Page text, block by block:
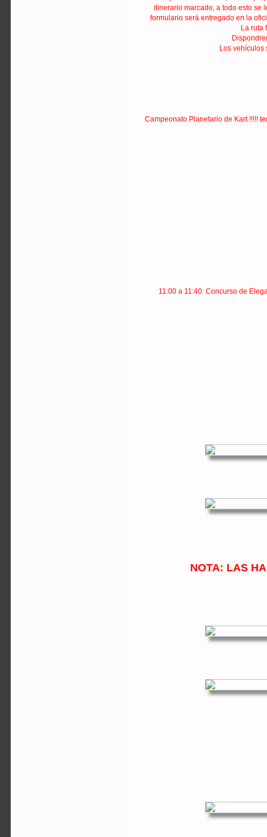
itinerario marcado, a todo esto se
formulario será entregado en la
La ruta
Los vehículos
Campeonato Planetario de Kart !!!!!
11:00 a 11:40: Concurso de
NOTA: LAS